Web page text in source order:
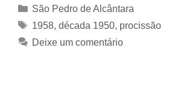
Categorias
São Pedro de Alcântara
Tags
1958, década 1950, procissão
Deixe um comentário